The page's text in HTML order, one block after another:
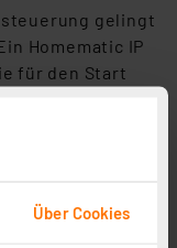
Über Cookies
gelingt
Homematic IP
für den Start
passende
App steuern